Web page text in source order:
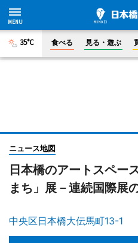
35°C 食べる 見る・遊ぶ
ニュース地図
日本橋のアートスペー
まち」展－連続国際展
中央区日本橋大伝馬町13-1